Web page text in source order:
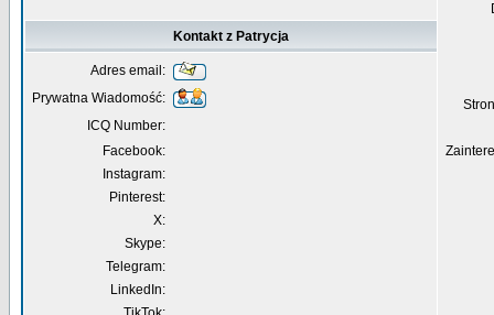
Kontakt z Patrycja
Adres email:
Prywatna Wiadomość:
ICQ Number:
Facebook:
Instagram:
Pinterest:
X:
Skype:
Telegram:
LinkedIn: